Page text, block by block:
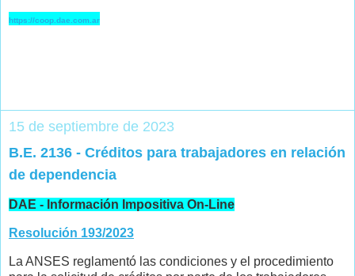
https://coop.dae.com.ar
15 de septiembre de 2023
B.E. 2136 - Créditos para trabajadores en relación
de dependencia
DAE - Información Impositiva On-Line
Resolución 193/2023
La ANSES reglamentó las condiciones y el procedimiento